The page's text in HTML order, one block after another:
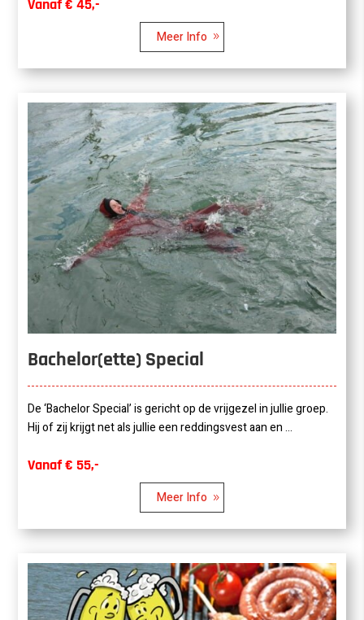
Vanaf € 45,-
Meer Info
Bachelor(ette) Special
De ‘Bachelor Special’ is gericht op de vrijgezel in jullie groep.
Hij of zij krijgt net als jullie een reddingsvest aan en ...
Vanaf € 55,-
Meer Info